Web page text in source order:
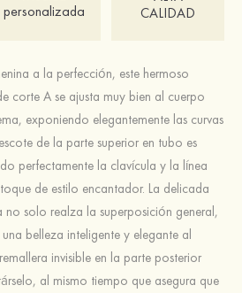
personalizada
CALIDAD
a la perfección, este hermoso
corte A se ajusta muy bien al cuerpo
exponiendo elegantemente las curvas
de la parte superior en tubo es
perfectamente la clavícula y la línea
de estilo encantador. La delicada
solo realza la superposición general,
belleza inteligente y elegante al
invisible en la parte posterior
al mismo tiempo que asegura que